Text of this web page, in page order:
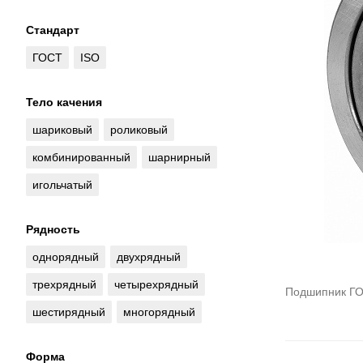
Подшипник
Стандарт
ГОСТ ISO
Тело качения
шариковый роликовый
комбинированный шарнирный
игольчатый
Рядность
однорядный двухрядный
трехрядный четырехрядный
шестирядный многорядный
Форма